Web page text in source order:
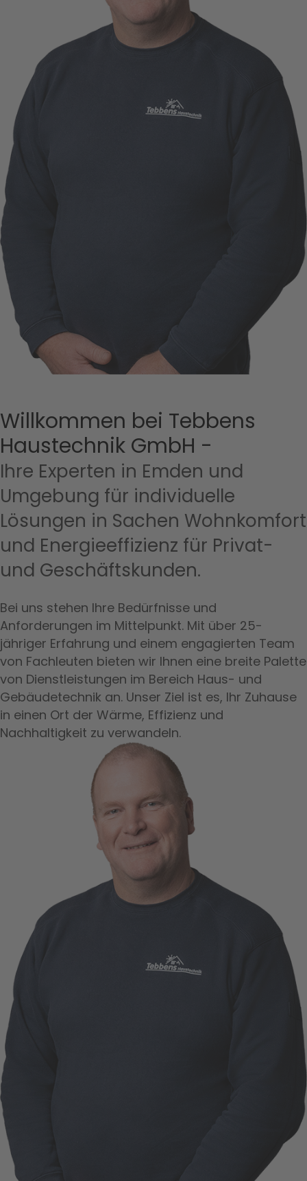
Willkommen bei Tebbens
Haustechnik GmbH -
Ihre Experten in Emden und
Umgebung für individuelle
Lösungen in Sachen Wohnkomfort
und Energieeffizienz für Privat-
und Geschäftskunden.
Bei uns stehen Ihre Bedürfnisse und
Anforderungen im Mittelpunkt. Mit über 25-
jähriger Erfahrung und einem engagierten Team
von Fachleuten bieten wir Ihnen eine breite Palette
von Dienstleistungen im Bereich Haus- und
Gebäudetechnik an. Unser Ziel ist es, Ihr Zuhause
in einen Ort der Wärme, Effizienz und
Nachhaltigkeit zu verwandeln.